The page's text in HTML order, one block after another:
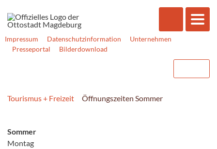
Impressum Datenschutzinformation
Unternehmen
Presseportal
Bilderdownload
Tourismus + Freizeit Öffnungszeiten Sommer
Sommer
Montag